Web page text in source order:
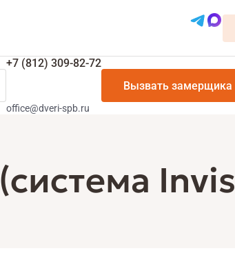
+7 (812) 309-82-72
office@dveri-spb.ru
Вызвать замерщика